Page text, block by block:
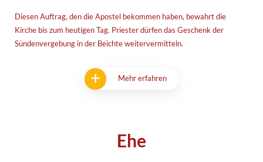
Diesen Auftrag, den die Apostel bekommen haben, bewahrt die
Kirche bis zum heutigen Tag. Priester dürfen das Geschenk der
Sündenvergebung in der Beichte weitervermitteln.
Mehr erfahren
Ehe